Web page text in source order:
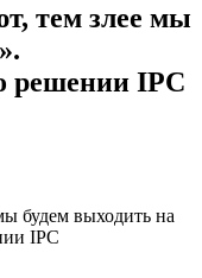
тем злее мы
решении IPC